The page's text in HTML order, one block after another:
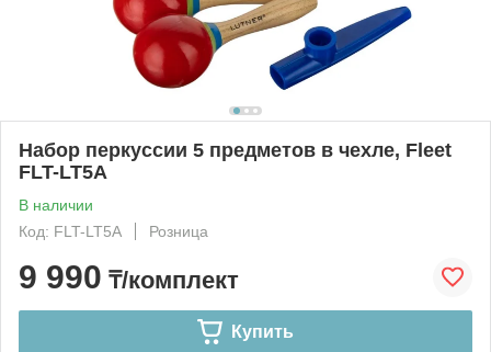
Набор перкуссии 5 предметов в чехле, Fleet
FLT-LT5A
В наличии
Код: FLT-LT5A
Розница
9 990 ₸/комплект
Купить